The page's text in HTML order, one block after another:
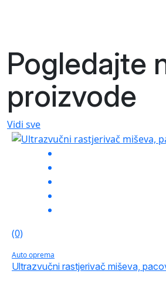
Pogledajte
proizvode
Vidi sve
(0)
Auto oprema
Ultrazvučni rastjerivač miševa,